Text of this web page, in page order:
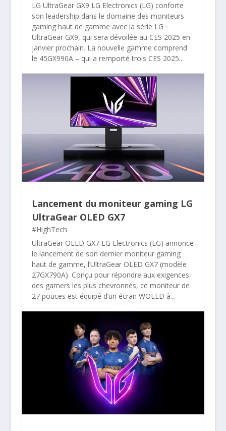
LG UltraGear GX9 LG Electronics (LG) conforte
son leadership dans le domaine des moniteurs
gaming haut de gamme avec la série LG
UltraGear GX9, qui sera dévoilée au CES 2025 en
janvier prochain. La nouvelle gamme comprend
le 45GX990A – qui a remporté trois CES 2025...
Lancement du moniteur gaming LG
UltraGear OLED GX7
#HighTech
UltraGear OLED GX7 LG Electronics (LG) annonce
le lancement de son dernier moniteur gaming
haut de gamme, l’UltraGear OLED GX7 (modèle
27GX790A). Conçu pour répondre aux exigences
des gamers les plus chevronnés, ce moniteur de
27 pouces est équipé d’un écran WOLED à...